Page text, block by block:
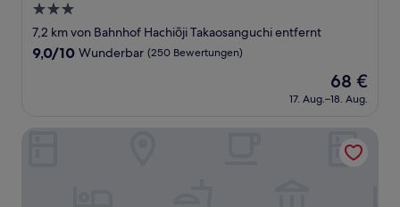
3.0-
Sterne-
Unterkunft
7,2 km von Bahnhof Hachiōji Takaosanguchi entfernt
9.0
Bewertungen)
9,0/10 Wunderbar (250 Bewertungen)
Der
Preis
beträgt
68 €
17. Aug.–18. Aug.